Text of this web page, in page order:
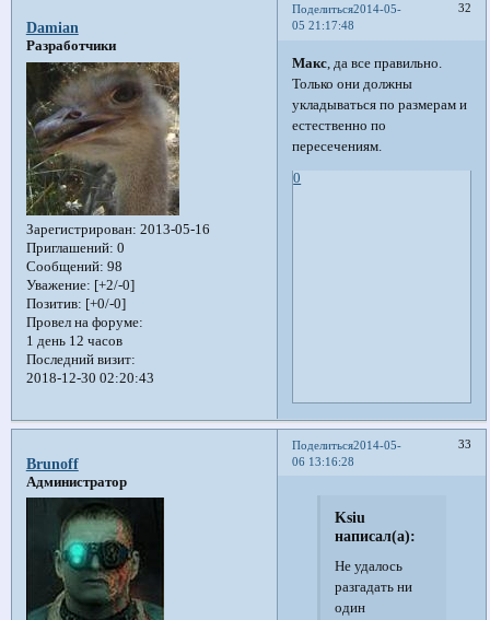
Поделиться 32
2014-05-
05 21:17:48
Damian
Разработчики
Зарегистрирован: 2013-05-16
Приглашений: 0
Сообщений: 98
Уважение: [+2/-0]
Позитив: [+0/-0]
Провел на форуме:
1 день 12 часов
Последний визит:
2018-12-30 02:20:43
Макс, да все правильно.
Только они должны
укладываться по размерам и
естественно по
пересечениям.
0
Поделиться 33
2014-05-
06 13:16:28
Brunoff
Администратор
Ksiu
написал(а):
Не удалось
разгадать ни
один